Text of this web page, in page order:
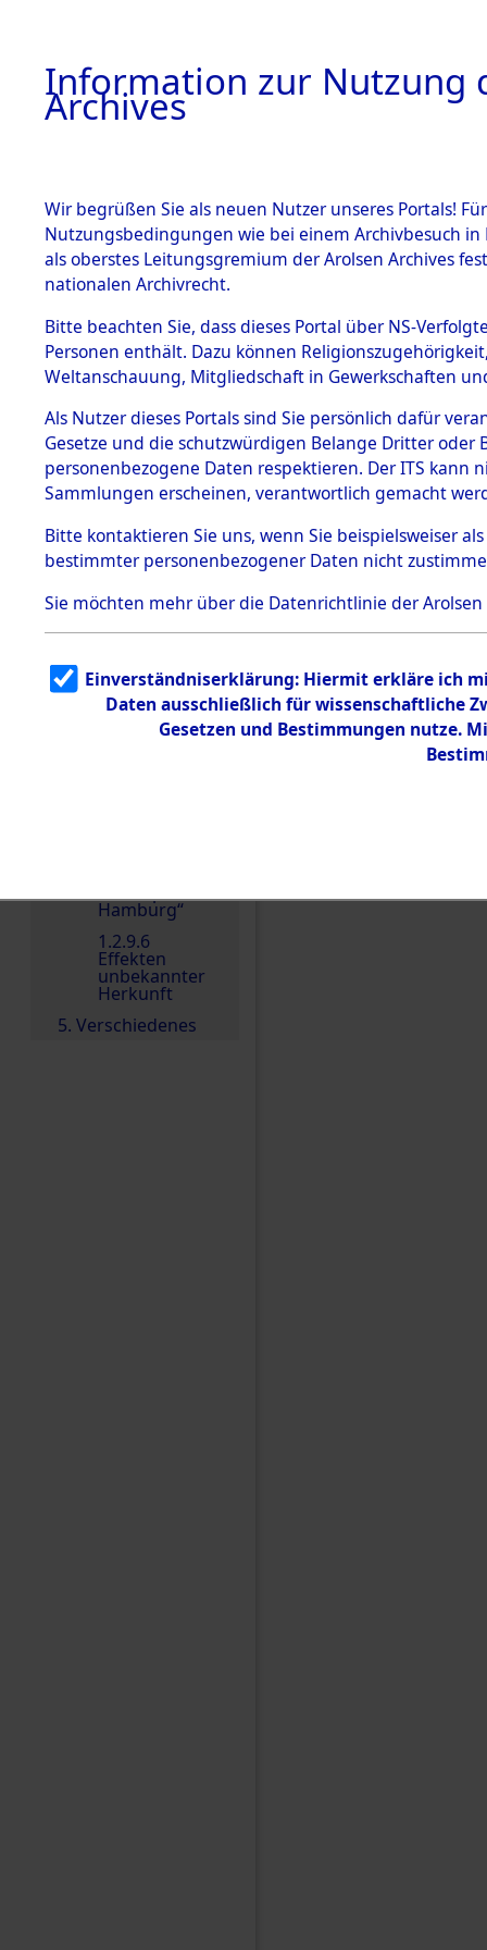
BESTÄNDE
1.
Inhaftierungsdoku
mente
1.2.9 Beim ITS
Effekten
1.2.9.1
Effekten aus
dem KZ
Dachau
1.2.9.2
Effekten aus
dem KZ
Bayerisches
1.2.9.3
Effekten aus
dem KZ
Neuengamm
Hamburg“
1.2.9.6
Effekten
unbekannter
Herkunft
5. Verschiedenes
0005
Information zur Nutzung
Archives
Wir begrüßen Sie als neuen Nutzer unseres Portals!
Nutzungsbedingungen wie bei einem Archivbesuch
als oberstes Leitungsgremium der Arolsen Archives
nationalen Archivrecht.
Bitte beachten Sie, dass dieses Portal über NS-
Personen enthält. Dazu können
Weltanschauung, Mitgliedschaft in Gewerkschaften
Als Nutzer dieses Portals sind Sie persönlich dafür
Gesetze und die schutzwürdigen Belange Dritter
personenbezogene Daten respektieren. Der ITS
Sammlungen erscheinen, verantwortlich gemacht
Bitte kontaktieren Sie uns, wenn Sie beispielsweiser
bestimmter personenbezogener Daten nicht
Sie möchten mehr über die Datenrichtlinie der Arolsen
Einverständniserklärung: Hiermit erkläre ich
Daten ausschließlich für wissenschaftliche
Gesetzen und Bestimmungen nutze.